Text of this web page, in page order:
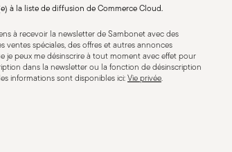
Compatible avec cuisinière à
à la liste de diffusion de Commerce Cloud.
à recevoir la newsletter de Sambonet avec des
ventes spéciales, des offres et autres annonces
je peux me désinscrire à tout moment avec effet pour
dans la newsletter ou la fonction de désinscription
informations sont disponibles ici:Vie privée.